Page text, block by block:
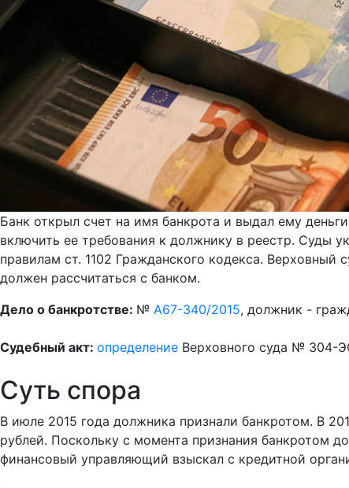
Банк открыл счет на имя банкрота и выдал ему
включить ее требования к должнику в реестр. Суды
правилам ст. 1102 Гражданского кодекса.
должен рассчитаться с банком.
Дело о банкротстве: № А67-340/2015, должник -
Судебный акт: определение Верховного суда № 304-
Суть спора
В июле 2015 года должника признали банкротом. В
рублей. Поскольку с момента признания банкротом
финансовый управляющий взыскал с кредитной